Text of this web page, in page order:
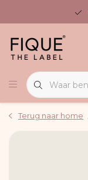
Terug naar home